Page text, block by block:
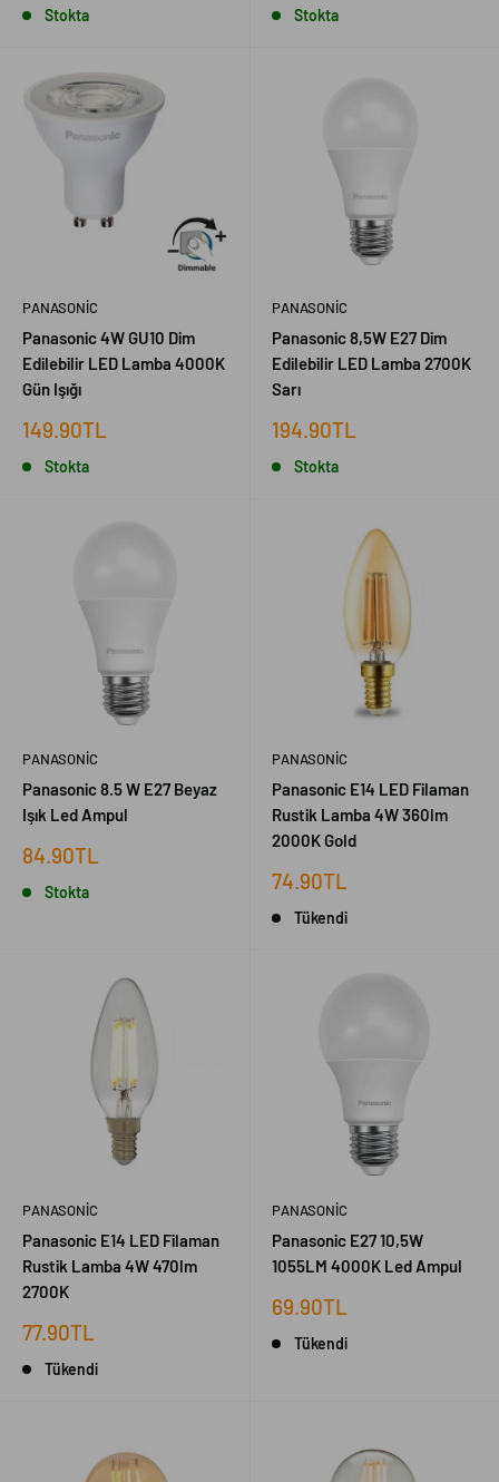
Stokta Stokta
PANASONIC
Panasonic 4W GU10 Dim
Edilebilir LED Lamba 4000K
Gün Işığı
İndirimli
149.90TL
Stokta
PANASONIC
Panasonic 8,5W E27 Dim
Edilebilir LED Lamba 2700K
Sarı
İndirimli
194.90TL
Stokta
PANASONIC
Panasonic 8.5 W E27 Beyaz
Işık Led Ampul
İndirimli
84.90TL
Stokta
PANASONIC
Panasonic E14 LED Filaman
Rustik Lamba 4W 360lm
2000K Gold
İndirimli
74.90TL
Tükendi
PANASONIC
Panasonic E14 LED Filaman
Rustik Lamba 4W 470lm
2700K
İndirimli
77.90TL
Tükendi
PANASONIC
Panasonic E27 10,5W
1055LM 4000K Led Ampul
İndirimli
69.90TL
Tükendi